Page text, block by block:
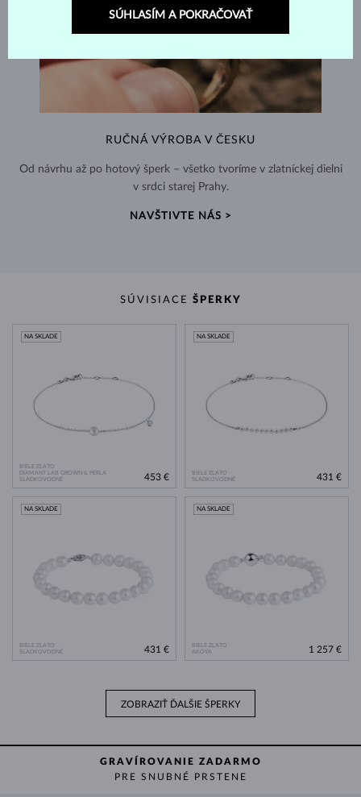
RUČNÁ VÝROBA V ČESKU
Od návrhu až po hotový šperk – všetko tvoríme v zlatníckej dielni
v srdci starej Prahy.
NAVŠTIVTE NÁS >
SÚVISIACE ŠPERKY
BIELE ZLATO
DIAMANT LAB GROWN & PERLA
SLADKOVODNÉ
NA SKLADE
453 €
BIELE ZLATO
SLADKOVODNÉ
NA SKLADE
431 €
BIELE ZLATO
SLADKOVODNÉ
NA SKLADE
431 €
BIELE ZLATO
AKOYA
NA SKLADE
1 257 €
ZOBRAZIŤ ĎALŠIE ŠPERKY
GRAVÍROVANIE ZADARMO
PRE SNUBNÉ PRSTENE
SÚHLASÍM A POKRAČOVAŤ